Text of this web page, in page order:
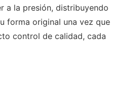
a la presión, distribuyendo
forma original una vez que
control de calidad, cada